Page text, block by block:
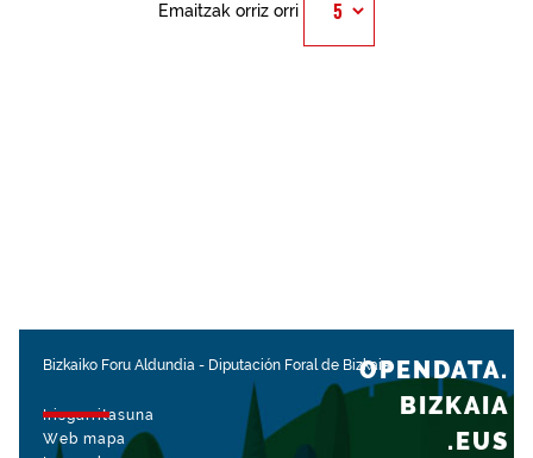
Emaitzak orriz orri
Bizkaiko Foru Aldundia - Diputación Foral de Bizkaia
Irisgarritasuna
Web mapa
OPENDATA.
BIZKAIA
.EUS